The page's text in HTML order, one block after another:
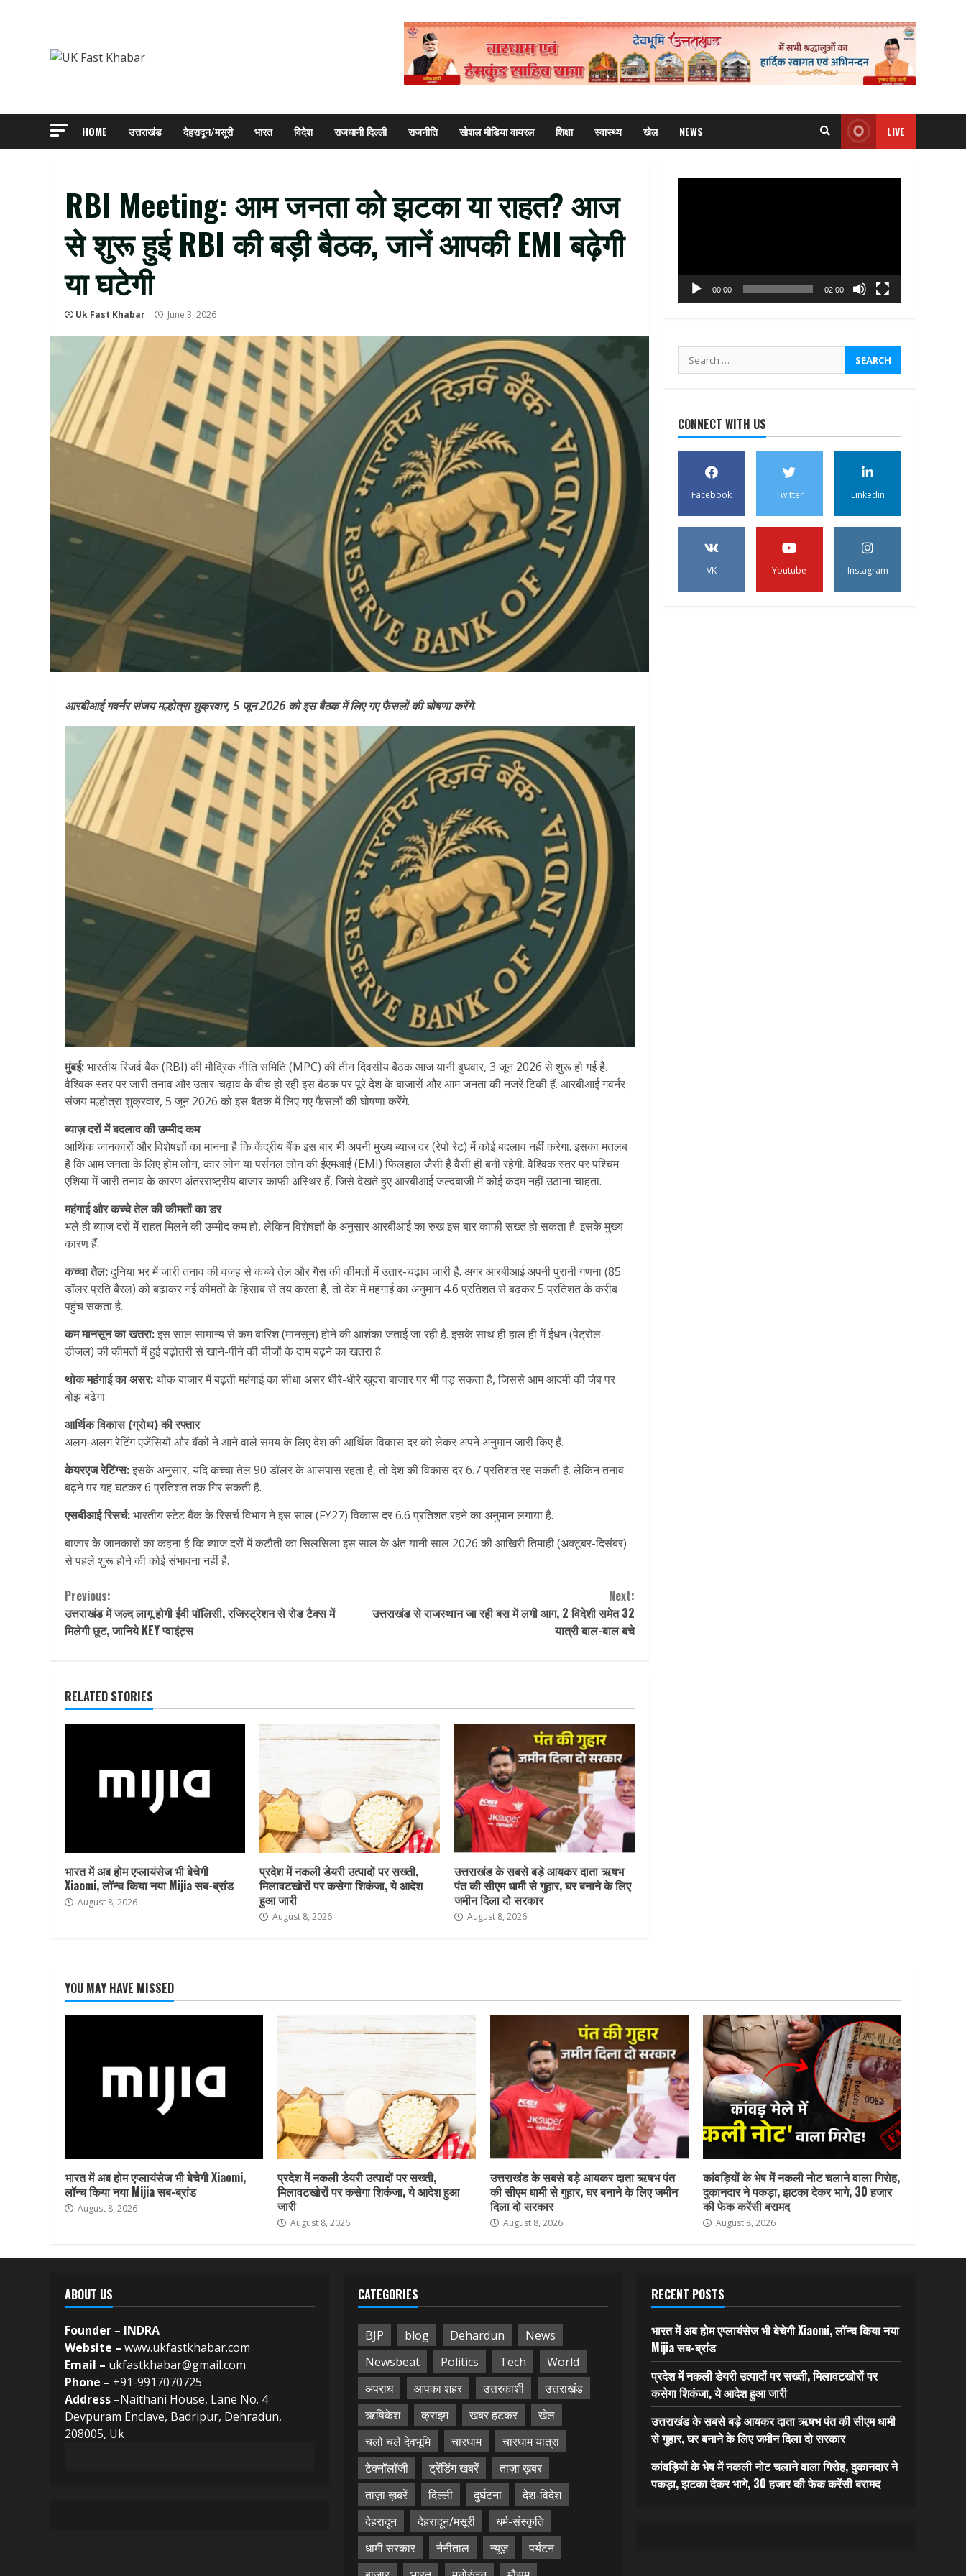
HOME उत्तराखंड देहरादून/मसूरी भारत विदेश राजधानी दिल्ली राजनीति सोशल मीडिया वायरल शिक्षा स्वास्थ्य खेल NEWS LIVE
RBI Meeting: आम जनता को झटका या राहत? आज
से शुरू हुई RBI की बड़ी बैठक, जानें आपकी EMI बढ़ेगी
या घटेगी
Uk Fast Khabar June 3, 2026
आरबीआई गवर्नर संजय मल्होत्रा शुक्रवार, 5 जून 2026 को इस बैठक में लिए गए फैसलों की घोषणा करेंगे.
मुंबई:भारतीय रिजर्व बैंक (RBI) की मौद्रिक नीति समिति (MPC) की तीन दिवसीय बैठक आज यानी बुधवार, 3 जून 2026 से शुरू हो गई है.
वैश्विक स्तर पर जारी तनाव और उतार-चढ़ाव के बीच हो रही इस बैठक पर पूरे देश के बाजारों और आम जनता की नजरें टिकी हैं. आरबीआई गवर्नर
संजय मल्होत्रा शुक्रवार, 5 जून 2026 को इस बैठक में लिए गए फैसलों की घोषणा करेंगे.
ब्याज़ दरों में बदलाव की उम्मीद कम
आर्थिक जानकारों और विशेषज्ञों का मानना है कि केंद्रीय बैंक इस बार भी अपनी मुख्य ब्याज दर (रेपो रेट) में कोई बदलाव नहीं करेगा. इसका मतलब
है कि आम जनता के लिए होम लोन, कार लोन या पर्सनल लोन की ईएमआई (EMI) फिलहाल जैसी है वैसी ही बनी रहेगी. वैश्विक स्तर पर पश्चिम
एशिया में जारी तनाव के कारण अंतरराष्ट्रीय बाजार काफी अस्थिर हैं, जिसे देखते हुए आरबीआई जल्दबाजी में कोई कदम नहीं उठाना चाहता.
महंगाई और कच्चे तेल की कीमतों का डर
भले ही ब्याज दरों में राहत मिलने की उम्मीद कम हो, लेकिन विशेषज्ञों के अनुसार आरबीआई का रुख इस बार काफी सख्त हो सकता है. इसके मुख्य
कारण हैं.
कच्चा तेल:दुनिया भर में जारी तनाव की वजह से कच्चे तेल और गैस की कीमतों में उतार-चढ़ाव जारी है. अगर आरबीआई अपनी पुरानी गणना (85
डॉलर प्रति बैरल) को बढ़ाकर नई कीमतों के हिसाब से तय करता है, तो देश में महंगाई का अनुमान 4.6 प्रतिशत से बढ़कर 5 प्रतिशत के करीब
पहुंच सकता है.
कम मानसून का खतरा:इस साल सामान्य से कम बारिश (मानसून) होने की आशंका जताई जा रही है. इसके साथ ही हाल ही में ईंधन (पेट्रोल-
डीजल) की कीमतों में हुई बढ़ोतरी से खाने-पीने की चीजों के दाम बढ़ने का खतरा है.
थोक महंगाई का असर: थोक बाजार में बढ़ती महंगाई का सीधा असर धीरे-धीरे खुदरा बाजार पर भी पड़ सकता है, जिससे आम आदमी की जेब पर
बोझ बढ़ेगा.
आर्थिक विकास (ग्रोथ) की रफ्तार
अलग-अलग रेटिंग एजेंसियों और बैंकों ने आने वाले समय के लिए देश की आर्थिक विकास दर को लेकर अपने अनुमान जारी किए हैं.
केयरएज रेटिंग्स:इसके अनुसार, यदि कच्चा तेल 90 डॉलर के आसपास रहता है, तो देश की विकास दर 6.7 प्रतिशत रह सकती है. लेकिन तनाव
बढ़ने पर यह घटकर 6 प्रतिशत तक गिर सकती है.
एसबीआई रिसर्च:भारतीय स्टेट बैंक के रिसर्च विभाग ने इस साल (FY27) विकास दर 6.6 प्रतिशत रहने का अनुमान लगाया है.
बाजार के जानकारों का कहना है कि ब्याज दरों में कटौती का सिलसिला इस साल के अंत यानी साल 2026 की आखिरी तिमाही (अक्टूबर-दिसंबर)
से पहले शुरू होने की कोई संभावना नहीं है.
Continue
Reading
Previous:
उत्तराखंड में जल्द लागू होगी ईवी पॉलिसी, रजिस्ट्रेशन से रोड टैक्स में
मिलेगी छूट, जानिये KEY प्वाइंट्स
Next:
उत्तराखंड से राजस्थान जा रही बस में लगी आग, 2 विदेशी समेत 32
यात्री बाल-बाल बचे
RELATED STORIES
भारत में अब होम एप्लायंसेज भी बेचेगी
Xiaomi, लॉन्च किया नया Mijia सब-ब्रांड
August 8, 2026
प्रदेश में नकली डेयरी उत्पादों पर सख्ती,
मिलावटखोरों पर कसेगा शिकंजा, ये आदेश
हुआ जारी
August 8, 2026
उत्तराखंड के सबसे बड़े आयकर दाता ऋषभ
पंत की सीएम धामी से गुहार, घर बनाने के लिए
जमीन दिला दो सरकार
August 8, 2026
00:00 02:00
Search
for:
CONNECT WITH US
Facebook Twitter Linkedin
VK Youtube Instagram
YOU MAY HAVE MISSED
भारत में अब होम एप्लायंसेज भी बेचेगी Xiaomi,
लॉन्च किया नया Mijia सब-ब्रांड
August 8, 2026
प्रदेश में नकली डेयरी उत्पादों पर सख्ती,
मिलावटखोरों पर कसेगा शिकंजा, ये आदेश हुआ
जारी
August 8, 2026
उत्तराखंड के सबसे बड़े आयकर दाता ऋषभ पंत
की सीएम धामी से गुहार, घर बनाने के लिए जमीन
दिला दो सरकार
August 8, 2026
कांवड़ियों के भेष में नकली नोट चलाने वाला गिरोह,
दुकानदार ने पकड़ा, झटका देकर भागे, 30 हजार
की फेक करेंसी बरामद
August 8, 2026
ABOUT US
Founder – INDRA
Website – www.ukfastkhabar.com
Email – ukfastkhabar@gmail.com
Phone – +91-9917070725
Address –Naithani House, Lane No. 4
Devpuram Enclave, Badripur, Dehradun,
208005, Uk
CATEGORIES
BJP blog Dehardun
News
Newsbeat
Politics Tech
World
अपराध
आपका शहर उत्तरकाशी
उत्तराखंड
ऋषिकेश
क्राइम खबर हटकर
खेल
चलो चले देवभूमि
चारधाम
चारधाम यात्रा
टेक्नॉलॉजी
ट्रेंडिंग खबरें
ताज़ा ख़बर
ताज़ा ख़बरें
दिल्ली दुर्घटना
देश-विदेश
देहरादून
देहरादून/मसूरी
धर्म-संस्कृति
धामी सरकार
नैनीताल न्यूज़
पर्यटन
RECENT POSTS
भारत में अब होम एप्लायंसेज भी बेचेगी Xiaomi, लॉन्च किया नया
Mijia सब-ब्रांड
प्रदेश में नकली डेयरी उत्पादों पर सख्ती, मिलावटखोरों पर
कसेगा शिकंजा, ये आदेश हुआ जारी
उत्तराखंड के सबसे बड़े आयकर दाता ऋषभ पंत की सीएम धामी
से गुहार, घर बनाने के लिए जमीन दिला दो सरकार
कांवड़ियों के भेष में नकली नोट चलाने वाला गिरोह, दुकानदार ने
पकड़ा, झटका देकर भागे, 30 हजार की फेक करेंसी बरामद